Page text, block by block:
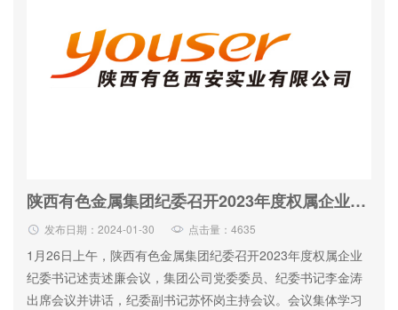
陕西有色金属集团纪委召开2023年度权属企业纪检机构主要负责人述责述廉会议
发布日期：2024-01-30 点击量：4635
1月26日上午，陕西有色金属集团纪委召开2023年度权属企业
纪委书记述责述廉会议，集团公司党委委员、纪委书记李金涛
出席会议并讲话，纪委副书记苏怀岗主持会议。会议集体学习